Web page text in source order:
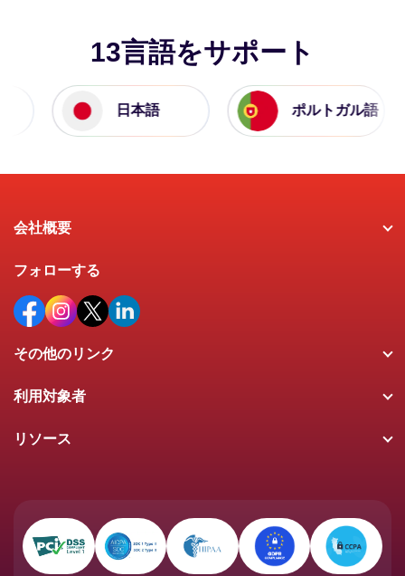
13言語をサポート
日本語 ポルトガル語
会社概要
フォローする
その他のリンク
利用対象者
リソース